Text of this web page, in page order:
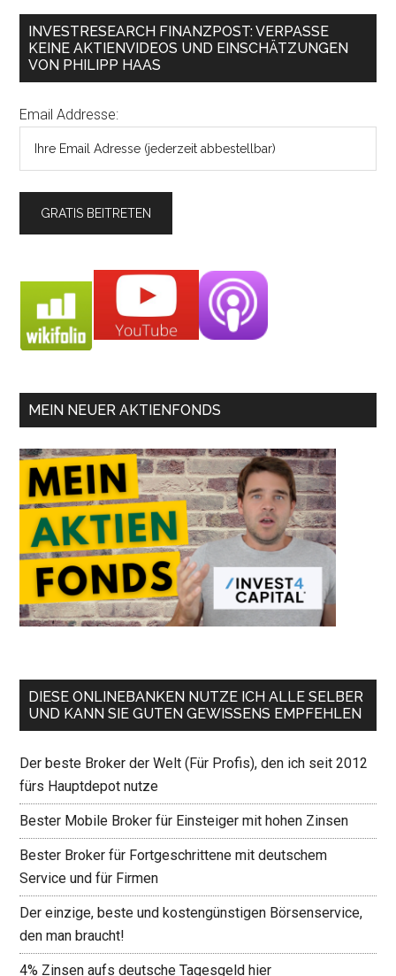
INVESTRESEARCH FINANZPOST: VERPASSE
KEINE AKTIENVIDEOS UND EINSCHÄTZUNGEN
VON PHILIPP HAAS
Email Addresse:
MEIN NEUER AKTIENFONDS
DIESE ONLINEBANKEN NUTZE ICH ALLE SELBER
UND KANN SIE GUTEN GEWISSENS EMPFEHLEN
Der beste Broker der Welt (Für Profis), den ich seit 2012
fürs Hauptdepot nutze
Bester Mobile Broker für Einsteiger mit hohen Zinsen
Bester Broker für Fortgeschrittene mit deutschem
Service und für Firmen
Der einzige, beste und kostengünstigen Börsenservice,
den man braucht!
4% Zinsen aufs deutsche Tagesgeld hier